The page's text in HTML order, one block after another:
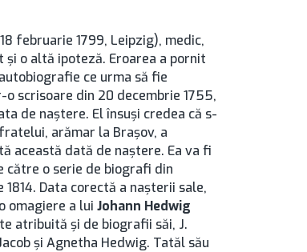
februarie 1799, Leipzig), medic,
o altă ipoteză. Eroarea a pornit
ce urma să fie
scrisoare din 20 decembrie 1755,
de naştere. El însuşi credea că s-
arămar la Brașov, a
această dată de naştere. Ea va fi
către o serie de biografi din
Data corectă a naşterii sale,
omagiere a lui Johann Hedwig
atribuită şi de biografii săi, J.
şi Agnetha Hedwig. Tatăl său